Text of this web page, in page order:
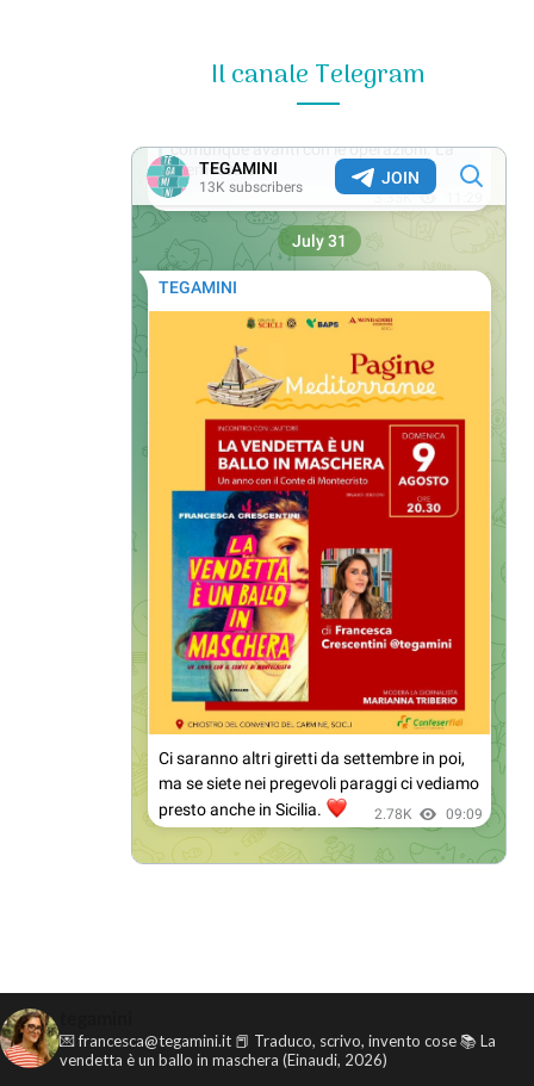
Il canale Telegram
💌 francesca@tegamini.it 📕 Traduco, scrivo, invento cose📚 La
vendetta è un ballo in maschera (Einaudi, 2026)